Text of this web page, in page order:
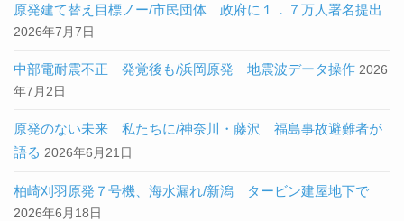
原発建て替え目標ノー/市民団体 政府に１．７万人署名提出
2026年7月7日
中部電耐震不正 発覚後も/浜岡原発 地震波データ操作 2026
年7月2日
原発のない未来 私たちに/神奈川・藤沢 福島事故避難者が
語る 2026年6月21日
柏崎刈羽原発７号機、海水漏れ/新潟 タービン建屋地下で
2026年6月18日